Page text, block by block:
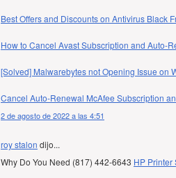
Best Offers and Discounts on Antivirus Black
How to Cancel Avast Subscription and Auto-
[Solved] Malwarebytes not Opening Issue on
Cancel Auto-Renewal McAfee Subscription
2 de agosto de 2022 a las 4:51
roy stalon dijo...
Why Do You Need (817) 442-6643 HP Printer